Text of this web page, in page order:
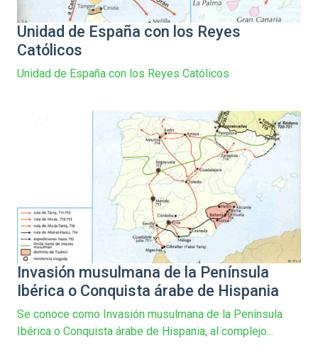
Unidad de España con los Reyes
Católicos
Unidad de España con los Reyes Católicos
Invasión musulmana de la Península
Ibérica o Conquista árabe de Hispania
Se conoce como Invasión musulmana de la Península
Ibérica o Conquista árabe de Hispania, al complejo...